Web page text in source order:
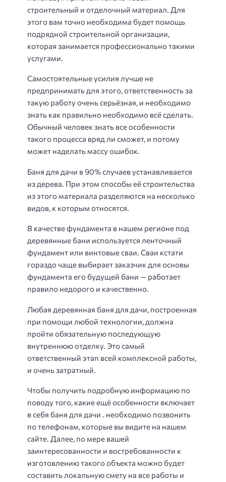
строительный и отделочный материал. Для
этого вам точно необходима будет помощь
подрядной строительной организации,
которая занимается профессионально такими
услугами.
Самостоятельные усилия лучше не
предпринимать для этого, ответственность за
такую работу очень серьёзная, и необходимо
знать как правильно необходимо всё сделать.
Обычный человек знать все особенности
такого процесса вряд ли сможет, и потому
может наделать массу ошибок.
Баня для дачи в 90% случаев устанавливается
из дерева. При этом способы её строительства
из этого материала разделяются на несколько
видов, к которым относятся.
В качестве фундамента в нашем регионе под
деревянные бани используется ленточный
фундамент или винтовые сваи. Сваи кстати
гораздо чаще выбирает заказчик для основы
фундамента его будущей бани — работает
правило недорого и качественно.
Любая деревянная баня для дачи, построенная
при помощи любой технологии, должна
пройти обязательную последующую
внутреннюю отделку. Это самый
ответственный этап всей комплексной работы,
и очень затратный.
Чтобы получить подробную информацию по
поводу того, какие ещё особенности включает
в себя баня для дачи . необходимо позвонить
по телефонам, которые вы видите на нашем
сайте. Далее, по мере вашей
заинтересованности и востребованности к
изготовлению такого объекта можно будет
составить локальную смету на все работы и